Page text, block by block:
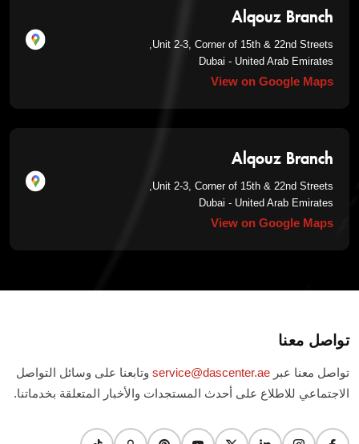
Alqouz Branch
Unit 2-3, Corner of 15th & 22nd Streets,
Dubai - United Arab Emirates
View on Google Maps
Alqouz Branch
Unit 2-3, Corner of 15th & 22nd Streets,
Dubai - United Arab Emirates
View on Google Maps
تواصل معنا
تواصل معنا عبر service@dascenter.ae وتابعنا على وسائل التواصل
الاجتماعي للاطلاع على أحدث المستجدات والأخبار المتعلقة بخدماتنا.